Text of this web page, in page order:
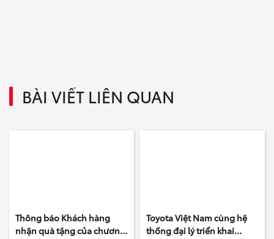
BÀI VIẾT LIÊN QUAN
Thông báo Khách hàng
nhận quà tặng của chương
Toyota Việt Nam cùng hệ
thống đại lý triển khai